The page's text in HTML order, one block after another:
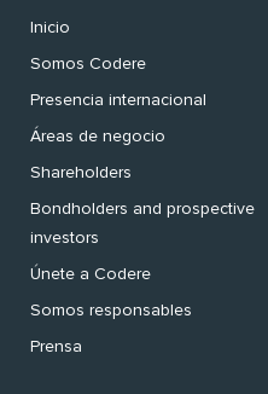
Inicio
Somos Codere
Presencia internacional
Áreas de negocio
Shareholders
Bondholders and prospective
investors
Únete a Codere
Somos responsables
Prensa